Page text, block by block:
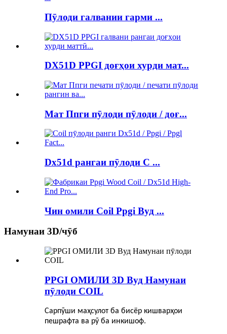
Пӯлоди галвании гарми ...
DX51D PPGI доғҳои хурди мат...
Мат Ппги пӯлоди пӯлоди / доғ...
Dx51d рангаи пӯлоди C ...
Чин омили Coil Ppgi Вуд ...
Намунаи 3D/чӯб
PPGI ОМИЛИ 3D Вуд Намунаи
пӯлоди COIL
Сарпӯши маҳсулот ба бисёр кишварҳои
пешрафта ва рӯ ба инкишоф.